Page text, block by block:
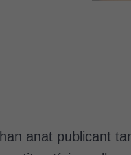
anat publicant